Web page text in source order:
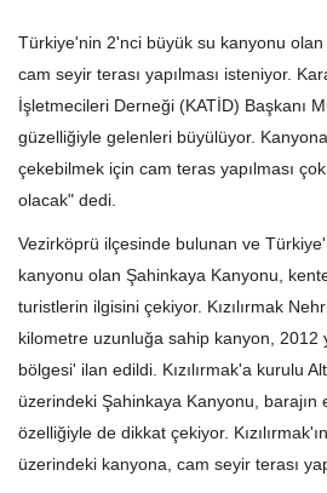
Türkiye'nin 2'nci büyük su kanyonu olan
cam seyir terası yapılması isteniyor.
İşletmecileri Derneği (KATİD) Başkanı
güzelliğiyle gelenleri büyülüyor.
çekebilmek için cam teras yapılması
olacak" dedi.
Vezirköprü ilçesinde bulunan ve
kanyonu olan Şahinkaya Kanyonu,
turistlerin ilgisini çekiyor. Kızılırmak
kilometre uzunluğa sahip kanyon, 2012
bölgesi' ilan edildi. Kızılırmak'a kurulu
üzerindeki Şahinkaya Kanyonu, barajın
özelliğiyle de dikkat çekiyor.
üzerindeki kanyona, cam seyir terası